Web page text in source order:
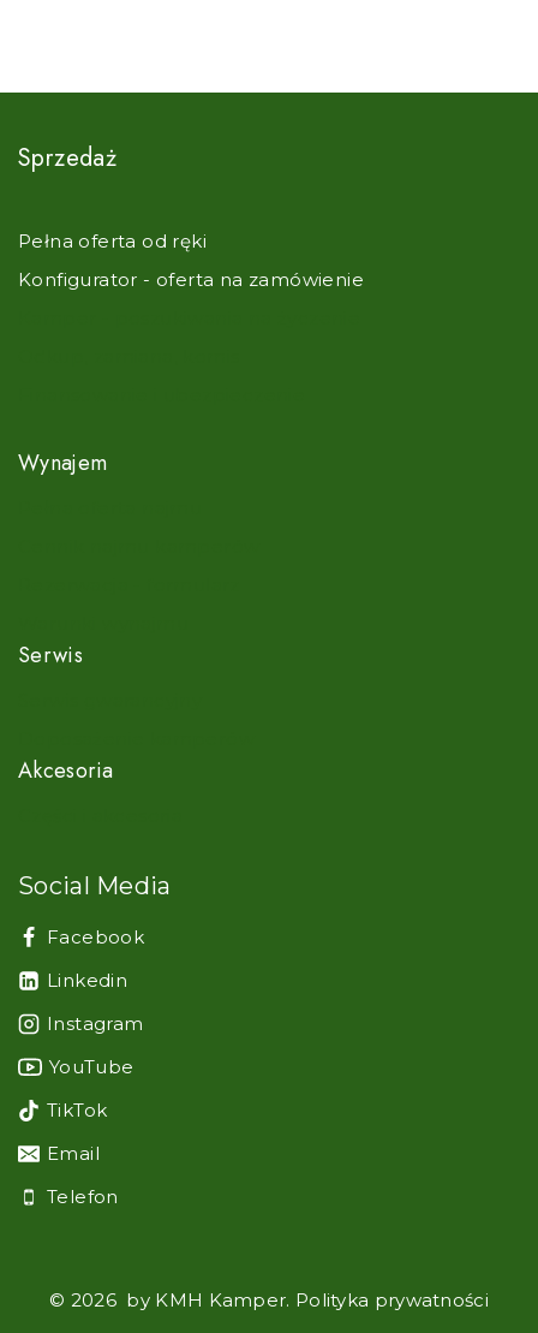
Sprzedaż
Pełna oferta od ręki
Konfigurator - oferta na zamówienie
Wynajem
Serwis
Akcesoria
Social Media
Facebook
Linkedin
Instagram
YouTube
TikTok
Email
Telefon
© 2026 by KMH Kamper. Polityka prywatności